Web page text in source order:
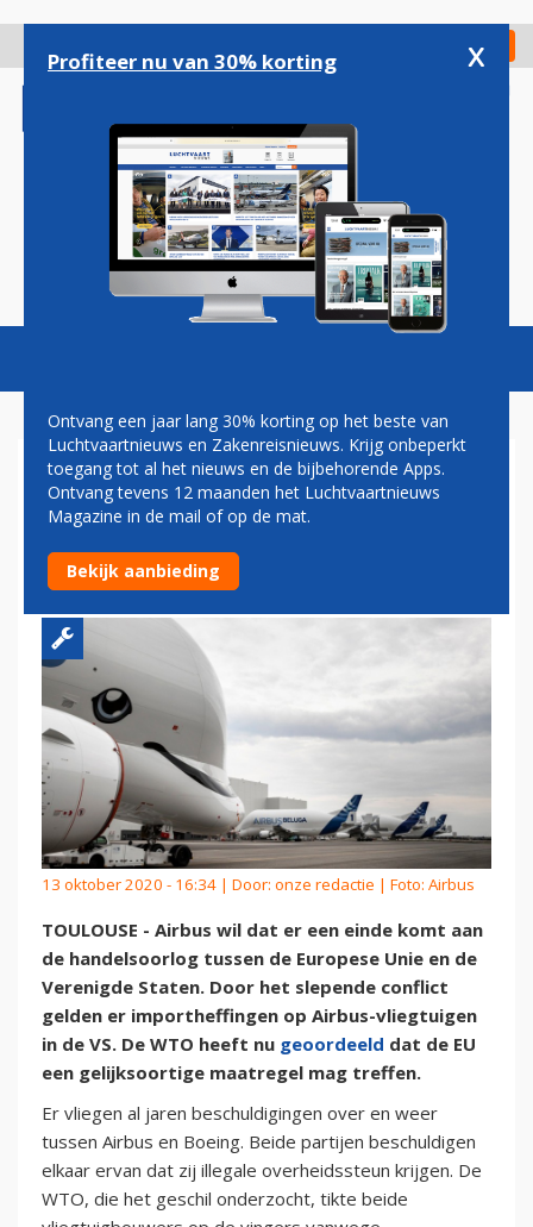
gaan
Check in
Magazine Podcasts Vacatures
AIRBUS WIL EINDE AAN
HANDELSOORLOG TUSSEN
EUROPA EN VS
13 oktober 2020 - 16:34 | Door: onze redactie | Foto: Airbus
TOULOUSE - Airbus wil dat er een einde komt aan
de handelsoorlog tussen de Europese Unie en de
Verenigde Staten. Door het slepende conflict
gelden er importheffingen op Airbus-vliegtuigen
in de VS. De WTO heeft nu geoordeeld dat de EU
een gelijksoortige maatregel mag treffen.
Er vliegen al jaren beschuldigingen over en weer
tussen Airbus en Boeing. Beide partijen beschuldigen
elkaar ervan dat zij illegale overheidssteun krijgen. De
WTO, die het geschil onderzocht, tikte beide
Profiteer nu van 30% korting x
Ontvang een jaar lang 30% korting op het beste van
Luchtvaartnieuws en Zakenreisnieuws. Krijg onbeperkt
toegang tot al het nieuws en de bijbehorende Apps.
Ontvang tevens 12 maanden het Luchtvaartnieuws
Magazine in de mail of op de mat.
Bekijk aanbieding